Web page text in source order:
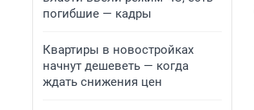
погибшие — кадры
Квартиры в новостройках
начнут дешеветь — когда
ждать снижения цен